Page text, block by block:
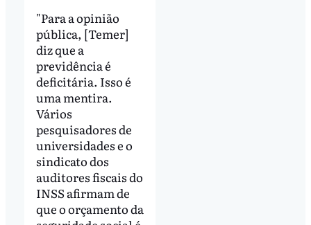
"Para a opinião
pública, [Temer]
diz que a
previdência é
deficitária. Isso é
uma mentira.
Vários
pesquisadores de
universidades e o
sindicato dos
auditores fiscais do
INSS afirmam de
que o orçamento da